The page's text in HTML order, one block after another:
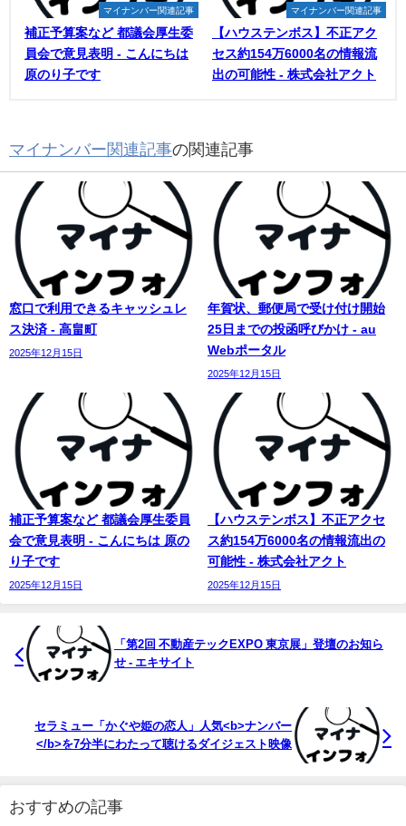
マイナンバー関連記事
補正予算案など 都議会厚生委
員会で意見表明 - こんにちは
原のり子です
マイナンバー関連記事
【ハウステンボス】不正アク
セス約154万6000名の情報流
出の可能性 - 株式会社アクト
マイナンバー関連記事の関連記事
窓口で利用できるキャッシュレ
ス決済 - 高畠町
2025年12月15日
年賀状、郵便局で受け付け開始
25日までの投函呼びかけ - au
Webポータル
2025年12月15日
補正予算案など 都議会厚生委員
会で意見表明 - こんにちは 原の
り子です
2025年12月15日
【ハウステンボス】不正アクセ
ス約154万6000名の情報流出の
可能性 - 株式会社アクト
2025年12月15日
「第2回 不動産テックEXPO 東京展」登壇のお知ら
せ - エキサイト
セラミュー「かぐや姫の恋人」人気<b>ナンバー
</b>を7分半にわたって聴けるダイジェスト映像
おすすめの記事